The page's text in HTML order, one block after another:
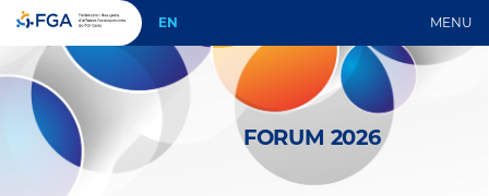
MENU
EN
FORUM 2026